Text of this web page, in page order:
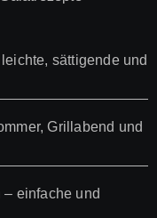
sättigende und
Grillabend und
einfache und